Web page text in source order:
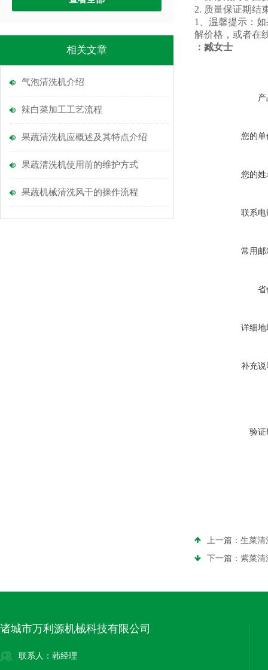
相关文章
气泡清洗机介绍
辣白菜加工工艺流程
果蔬清洗机应概述及其特点介绍
果蔬清洗机使用前的维护方式
果蔬机械清洗风干的操作流程
2. 质量保证期结
1、 温馨提示：
解价格，或者在
： 臧女士
您的单
您的姓
联系电
常用邮
省
详细地
补充说
验证
上一篇： 生菜清
下一篇： 紫菜清
诸城市万利源机械科技有限公司
联系人：韩经理